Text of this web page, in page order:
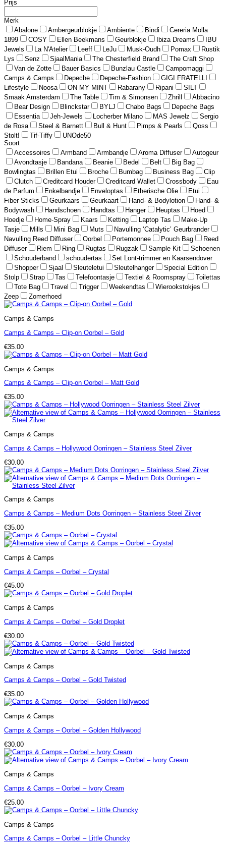
Prijs
Merk
Abalone
Ambergeurblokje Ambiente Bindi
Cereria Molla
1899
COSY Ellen Beekmans Geurblokje Ibiza Dreams
IBU
Jewels
La N'Atelier Leeff LeJu Musk-Oudh Pomax
Rustik
Lys
Senz SjaalMania The Chesterfield Brand
The Craft Shop
Van de Zotte
Bauer Basics Bunzlau Castle
Campomaggi
Camps & Camps
Depeche Depeche-Fashion
GIGI FRATELLI
Lifestyle
Noosa ON MY MINT Rabarany Ripani
SILT
Smaak Amsterdam
The Table Tim & Simonsen Zhrill
Abbacino
Bear Design
Blinckstar BYLJ Chabo Bags
Depeche Bags
Essentia
Jeh-Jewels Locherber Milano MAS Jewelz
Sergio
de Rosa
Steel & Barnett Bull & Hunt Pimps & Pearls
Qoss
Stolt!
Tif-Tiffy
UNOde50
Soort
Accessoires
Armband Armbandje Aroma Diffuser
Autogeur
Avondtasje
Bandana Beanie Bedel Belt
Big Bag
Bowlingtas
Brillen Etui Broche Bumbag Business Bag
Clip
Clutch
Creditcard Houder Creditcard Wallet Crossbody
Eau
de Parfum
Enkelbandje Enveloptas Etherische Olie
Etui
Fiber Sticks
Geurkaars Geurkaart Hand- & Bodylotion
Hand- &
Bodywash
Handschoen Handtas Hanger Heuptas
Hoed
Hoedje
Home-Spray Kaars Ketting Laptop Tas
Make-Up
Tasje
Mills Mini Bag Muts
Navulling ‘Catalytic’ Geurbrander
Navulling Reed Diffuser
Oorbel Portemonnee Pouch Bag
Reed
Diffuser
Riem Ring Rugtas Rugzak Sample Kit
Schoenen
Schouderband
schoudertas
Set Lont-trimmer en Kaarsendover
Shopper
Sjaal Sleuteletui Sleutelhanger
Special Edition
Stolp
Strap Tas Telefoontasje Textiel & Roomspray
Toilettas
Tote Bag
Travel Trigger Weekendtas
Wierookstokjes
Zeep
Zomerhoed
Camps & Camps
Camps & Camps – Clip-on Oorbel – Gold
€35.00
Camps & Camps
Camps & Camps – Clip-on Oorbel – Matt Gold
€35.00
Camps & Camps
Camps & Camps – Hollywood Oorringen – Stainless Steel Zilver
€30.00
Camps & Camps
Camps & Camps – Medium Dots Oorringen – Stainless Steel Zilver
€35.00
Camps & Camps
Camps & Camps – Oorbel – Crystal
€45.00
Camps & Camps
Camps & Camps – Oorbel – Gold Droplet
€30.00
Camps & Camps
Camps & Camps – Oorbel – Gold Twisted
€35.00
Camps & Camps
Camps & Camps – Oorbel – Golden Hollywood
€30.00
Camps & Camps
Camps & Camps – Oorbel – Ivory Cream
€25.00
Camps & Camps
Camps & Camps – Oorbel – Little Chuncky